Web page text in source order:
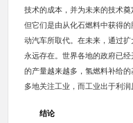
技术的成本，并为未来的技术
但它们是由从化石燃料中获得
动汽车所取代。在未来，通过
永远存在。世界各地的政府已
的产量越来越多，氢燃料补给
多地关注工业，而工业出于利润
结论